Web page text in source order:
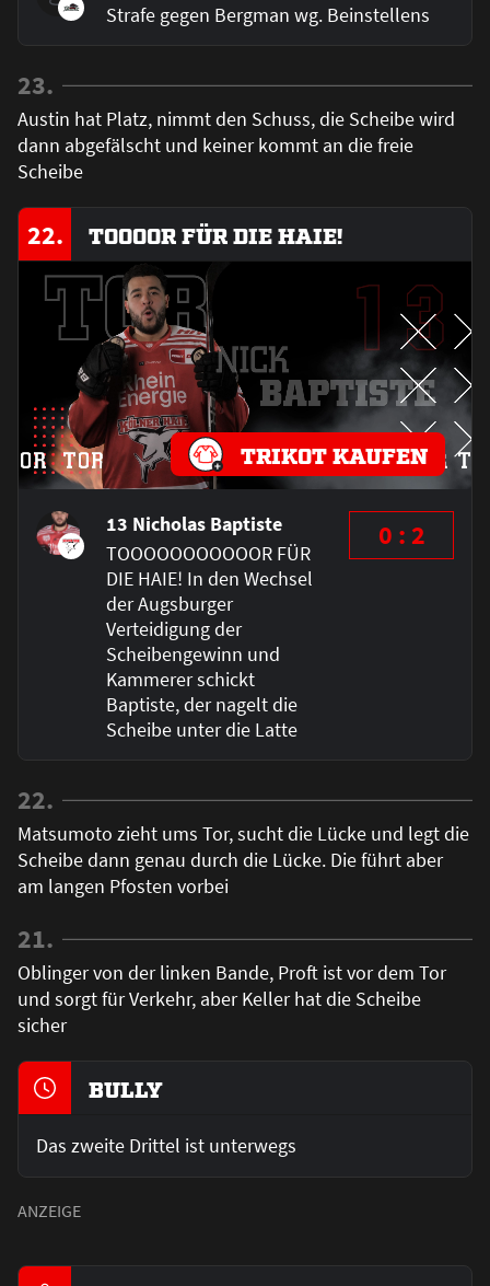
Strafe gegen Bergman wg. Beinstellens
23.
Austin hat Platz, nimmt den Schuss, die Scheibe wird
dann abgefälscht und keiner kommt an die freie
Scheibe
22. TOOOOR FÜR DIE HAIE!
TRIKOT KAUFEN
13 Nicholas Baptiste
TOOOOOOOOOOOR FÜR
DIE HAIE! In den Wechsel
der Augsburger
Verteidigung der
Scheibengewinn und
Kammerer schickt
Baptiste, der nagelt die
Scheibe unter die Latte
0 : 2
22.
Matsumoto zieht ums Tor, sucht die Lücke und legt die
Scheibe dann genau durch die Lücke. Die führt aber
am langen Pfosten vorbei
21.
Oblinger von der linken Bande, Proft ist vor dem Tor
und sorgt für Verkehr, aber Keller hat die Scheibe
sicher
BULLY
Das zweite Drittel ist unterwegs